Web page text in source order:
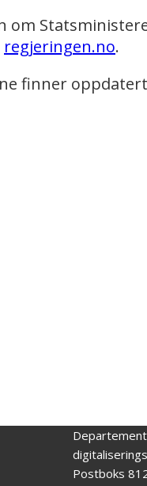
om
regjeringen.no.
finner
Postboks